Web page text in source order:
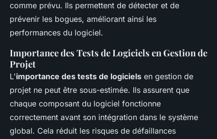
comme prévu. Ils permettent de détecter et de
prévenir les bogues, améliorant ainsi les
performances du logiciel.
Importance des Tests de Logiciels en Gestion de
Projet
L'importance des tests de logiciels en gestion de
projet ne peut être sous-estimée. Ils assurent que
chaque composant du logiciel fonctionne
correctement avant son intégration dans le système
global. Cela réduit les risques de défaillances